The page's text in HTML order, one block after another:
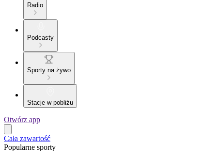
Radio
Podcasty
Sporty na żywo
Stacje w pobliżu
Otwórz app
Cała zawartość
Popularne sporty